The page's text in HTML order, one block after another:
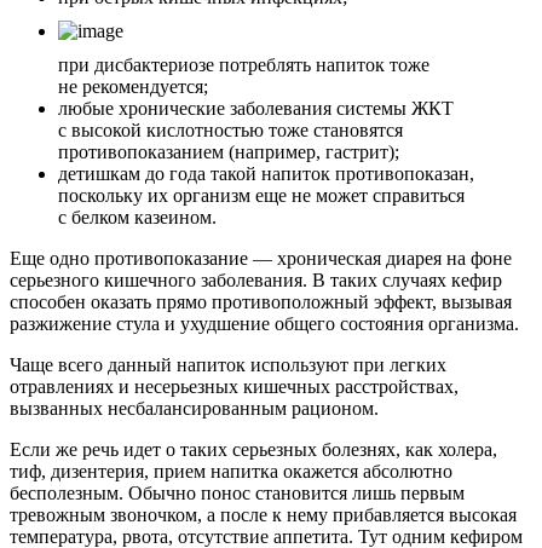
при дисбактериозе потреблять напиток тоже
не рекомендуется;
любые хронические заболевания системы ЖКТ
с высокой кислотностью тоже становятся
противопоказанием (например, гастрит);
детишкам до года такой напиток противопоказан,
поскольку их организм еще не может справиться
с белком казеином.
Еще одно противопоказание — хроническая диарея на фоне
серьезного кишечного заболевания. В таких случаях кефир
способен оказать прямо противоположный эффект, вызывая
разжижение стула и ухудшение общего состояния организма.
Чаще всего данный напиток используют при легких
отравлениях и несерьезных кишечных расстройствах,
вызванных несбалансированным рационом.
Если же речь идет о таких серьезных болезнях, как холера,
тиф, дизентерия, прием напитка окажется абсолютно
бесполезным. Обычно понос становится лишь первым
тревожным звоночком, а после к нему прибавляется высокая
температура, рвота, отсутствие аппетита. Тут одним кефиром